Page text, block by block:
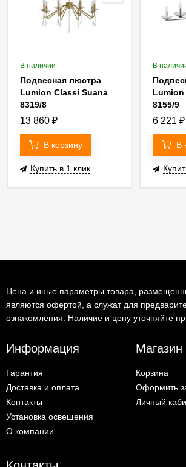
В наличии
Подвесная люстра
Lumion Classi Suana
8319/8
13 860 ₽
В корзину
Купить в 1 клик
В
8155/9
6 221 ₽
В
Цена и иные параметры товара,
являются офертой, а служат для
ознакомления. Наличие и цену уточняйте
Информация
Гарантия
Доставка и оплата
Контакты
Установка освещения
О компании
Магазин
Корзина
Оформить
Личный